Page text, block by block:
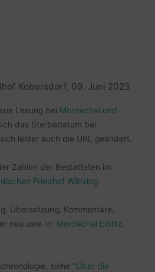
Lesung bei Mordechai und
das Sterbedatum bei
leider auch die URL geändert.
Zahlen der Bestatteten im
Friedhof Währing.
Übersetzung, Kommentare,
neu usw. in: Mordechai Eidlitz,
siehe "Über die